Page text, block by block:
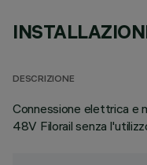
DESCRIZIONE
Connessione elettrica e
48V Filorail senza